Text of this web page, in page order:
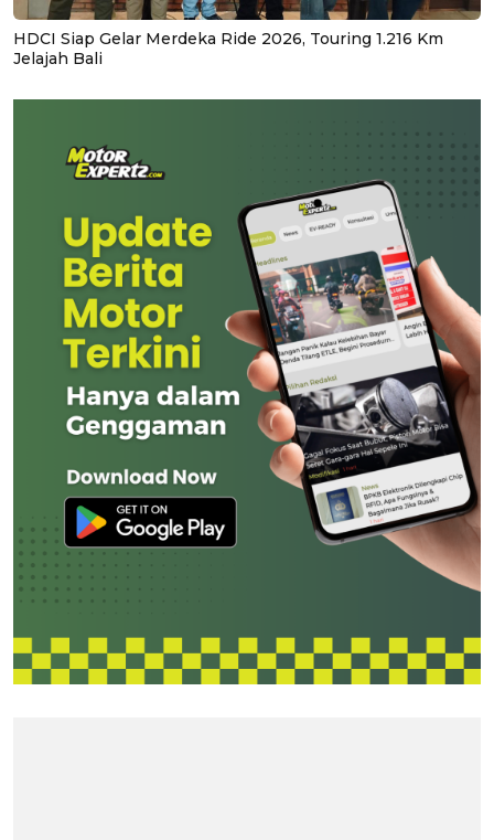
HDCI Siap Gelar Merdeka Ride 2026, Touring 1.216 Km
Jelajah Bali